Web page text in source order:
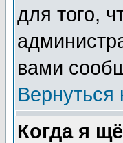
для того,
вами
Вернуться
Когда я